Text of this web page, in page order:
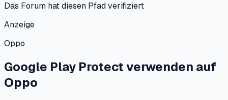
Das Forum hat diesen Pfad verifiziert
Anzeige
Oppo
Google Play Protect verwenden auf
Oppo